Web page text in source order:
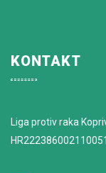
KONTAKT
Liga protiv raka